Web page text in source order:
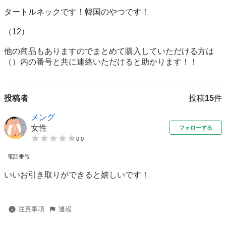
タートルネックです！韓国のやつです！
（12）
他の商品もありますのでまとめて購入していただける方は
（）内の番号と共に連絡いただけると助かります！！
投稿者 投稿15件
メング
女性
0.0
フォローする
電話番号
いいお引き取りができると嬉しいです！
注意事項 通報